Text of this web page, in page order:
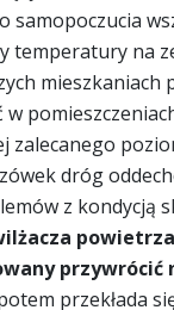
samopoczucia
temperatury na
mieszkaniach
zalecanego
dróg
z kondycją
przywrócić
przekłada